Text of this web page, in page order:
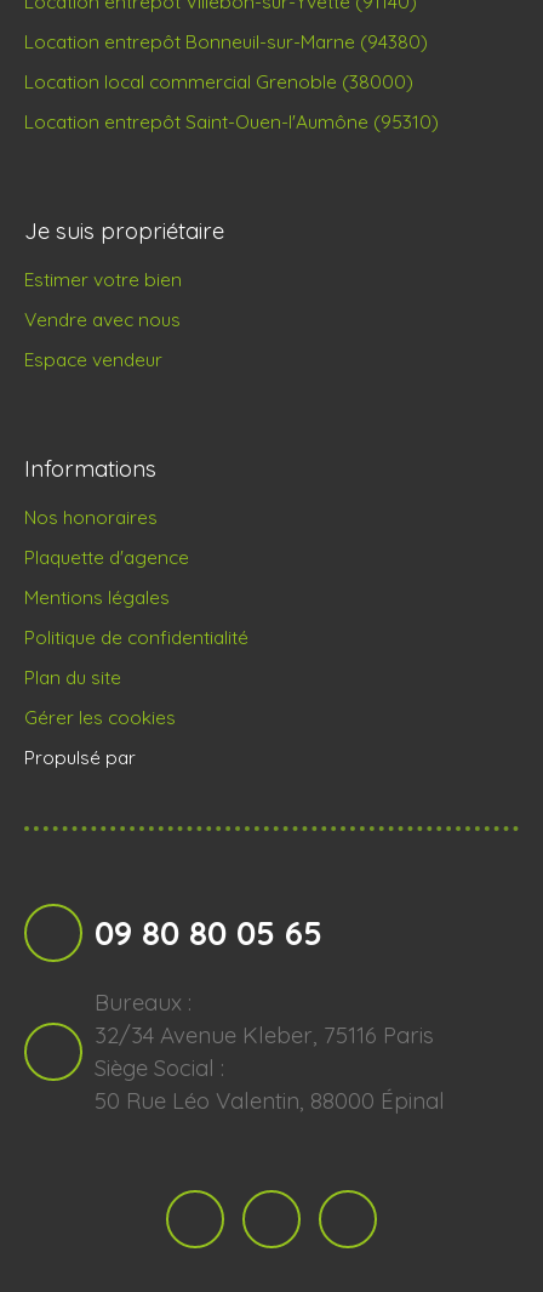
Location entrepôt Bonneuil-sur-Marne (94380)
Location local commercial Grenoble (38000)
Location entrepôt Saint-Ouen-l'Aumône (95310)
Je suis propriétaire
Estimer votre bien
Vendre avec nous
Espace vendeur
Informations
Nos honoraires
Plaquette d'agence
Mentions légales
Politique de confidentialité
Plan du site
Gérer les cookies
Propulsé par
09 80 80 05 65
Bureaux :
32/34 Avenue Kleber, 75116 Paris
Siège Social :
50 Rue Léo Valentin, 88000 Épinal